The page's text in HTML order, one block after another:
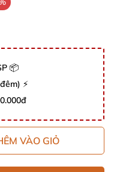
📦
⚡
VÀO GIỎ